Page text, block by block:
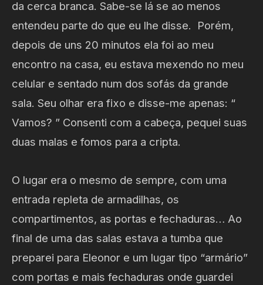
da cerca branca. Sabe-se lá se ao menos
entendeu parte do que eu lhe disse. Porém,
depois de uns 20 minutos ela foi ao meu
encontro na casa, eu estava mexendo no meu
celular e sentado num dos sofás da grande
sala. Seu olhar era fixo e disse-me apenas: “
Vamos? ” Consenti com a cabeça, pequei suas
duas malas e fomos para a cripta.
O lugar era o mesmo de sempre, com uma
entrada repleta de armadilhas, os
compartimentos, as portas e fechaduras… Ao
final de uma das salas estava a tumba que
preparei para Eleonor e um lugar tipo “armário”
com portas e mais fechaduras onde guardei